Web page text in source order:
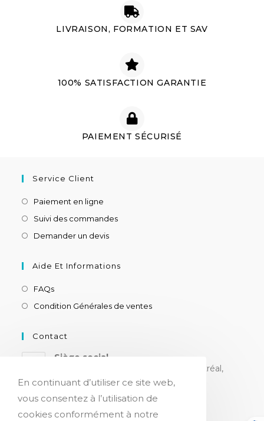
LIVRAISON, FORMATION ET SAV
100% SATISFACTION GARANTIE
PAIEMENT SÉCURISÉ
Service Client
Paiement en ligne
Suivi des commandes
Demander un devis
Aide Et Informations
FAQs
Condition Générales de ventes
Contact
Siège social
8180 ch. Devonshire, suite 205, Montréal,
H4P 2K3, CANADA
En continuant d’utiliser ce site web,
vous consentez à l’utilisation de
cookies conformément à notre